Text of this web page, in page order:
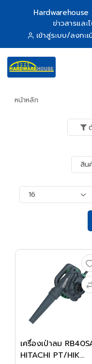
ข่าวสารและ
เข้าสู่ระบบ/ลงทะ
หน้าหลัก
เครื่องเป่าลม
HITACHI PT/HIK...